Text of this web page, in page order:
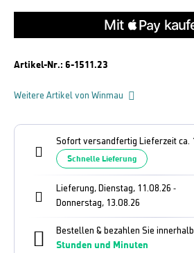
Artikel-Nr.: 6-1511.23
Weitere Artikel von Winmau
Sofort versandfertig Lieferzeit ca.
Schnelle Lieferung
Lieferung, Dienstag, 11.08.26 -
Donnerstag, 13.08.26
Bestellen & bezahlen Sie innerhalb
Stunden und Minuten